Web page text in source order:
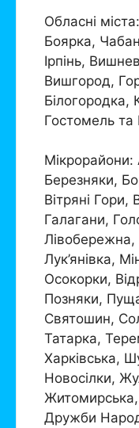
Обласні
Боярка,
Ірпінь,
Вишгород,
Білогородка,
Гостомель
Мікрорайони:
Березняки,
Вітряні
Галагани,
Лівобережна,
Лук’янівка,
Осокорки,
Позняки,
Святошин,
Татарка,
Харківська,
Новосілки,
Житомирська,
Дружби